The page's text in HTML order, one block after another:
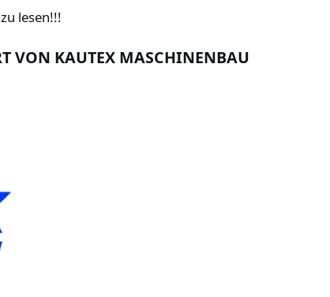
lesen!!!
VON KAUTEX MASCHINENBAU